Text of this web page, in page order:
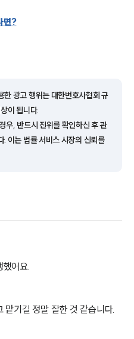
식
슈어
담예약
면?
한 광고 행위는 대한변호사협회 규
이 됩니다.
우, 반드시 진위를 확인하신 후 관
. 이는 법률 서비스 시장의 신뢰를
어요.
기길 정말 잘한 것 같습니다.